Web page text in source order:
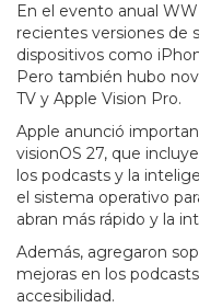
En el evento anual
recientes versiones de
dispositivos como
Pero también hubo
TV y Apple Vision Pro.
Apple anunció
visionOS 27, que
los podcasts y la
el sistema operativo
abran más rápido y la
Además, agregaron
mejoras en los
accesibilidad.